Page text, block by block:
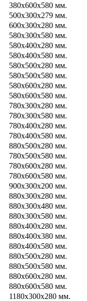
380х600х580 мм.
500х300х279 мм.
600х300х280 мм.
580х300х580 мм.
580х400х280 мм.
580х400х580 мм.
580х500х280 мм.
580х500х580 мм.
580х600х280 мм.
580х600х580 мм.
780x300x280 мм.
780x300x580 мм.
780х400х280 мм.
780х400х580 мм.
880х500х280 мм.
780х500х580 мм.
780х600х280 мм.
780х600х580 мм.
900х300х200 мм.
880х300х280 мм.
880х300х480 мм.
880х300х580 мм.
880х400х280 мм.
880x400x380 мм.
880х400х580 мм.
880х500х280 мм.
880х500х580 мм.
880х600х280 мм.
880х600х580 мм.
1180х300х280 мм.